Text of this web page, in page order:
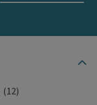
(12)